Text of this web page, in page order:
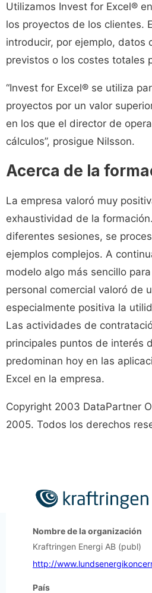
Utilizamos Invest for Excel®
los proyectos de los clientes.
introducir, por ejemplo, datos
previstos o los costes totales
“Invest for Excel® se utiliza
proyectos por un valor
en los que el director de
cálculos”, prosigue Nilsson.
Acerca de la
La empresa valoró muy
exhaustividad de la
diferentes sesiones, se
ejemplos complejos. A
modelo algo más sencillo
personal comercial valoró de
especialmente positiva la
Las actividades de
principales puntos de interés
predominan hoy en las
Excel en la empresa.
Copyright 2003 DataPartner
2005. Todos los derechos
Nombre de la organización
Kraftringen Energi AB (publ)
http://
País